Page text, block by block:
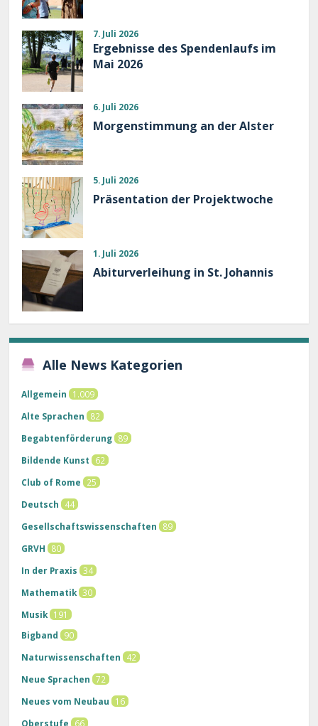
7. Juli 2026
Ergebnisse des Spendenlaufs im
Mai 2026
6. Juli 2026
Morgenstimmung an der Alster
5. Juli 2026
Präsentation der Projektwoche
1. Juli 2026
Abiturverleihung in St. Johannis
Alle News Kategorien
Allgemein
1.009
Alte Sprachen
82
Begabtenförderung 89
Bildende Kunst
62
Club of Rome
25
Deutsch
44
Gesellschaftswissenschaften
89
GRVH
80
In der Praxis
34
Mathematik 30
Musik 191
Bigband
90
Naturwissenschaften
42
Neue Sprachen 72
Neues vom Neubau
16
Oberstufe
66